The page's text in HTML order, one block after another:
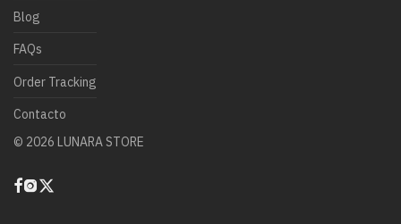
Blog
FAQs
Order Tracking
Contacto
© 2026 LUNARA STORE